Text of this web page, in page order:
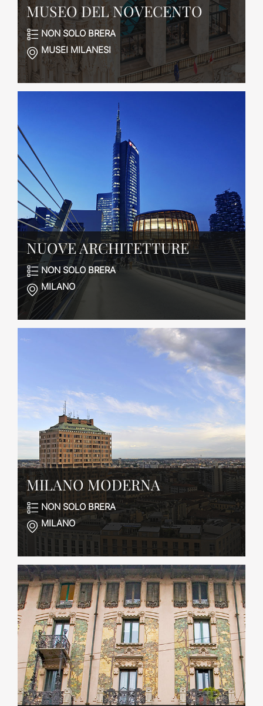
MUSEO DEL NOVECENTO
NON SOLO BRERA
MUSEI MILANESI
NUOVE ARCHITETTURE
NON SOLO BRERA
MILANO
MILANO MODERNA
NON SOLO BRERA
MILANO